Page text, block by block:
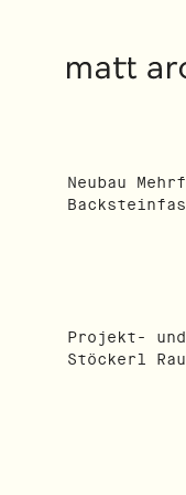
Neubau
Projekt-
Stöckerl